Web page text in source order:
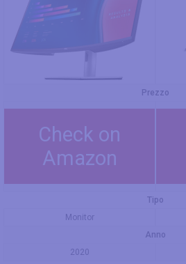
Prezzo
Check on
Amazon
Tipo
Monitor
Anno
2020